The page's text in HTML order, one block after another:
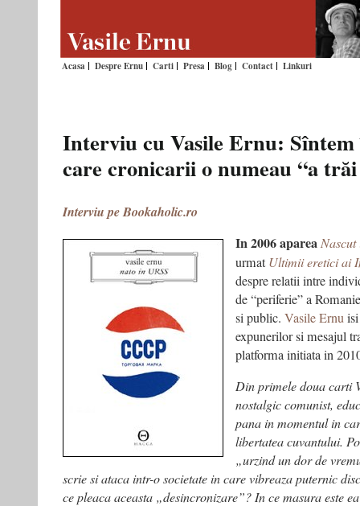
Acasa Despre Ernu Carti Presa Blog Contact Linkuri
Interviu cu Vasile Ernu: Sîntem
care cronicarii o numeau “a
Interviu pe Bookaholic.ro
In 2006 aparea Nascut
urmatUltimii eretici ai
despre relatii intre
de “periferie” a
si public. Vasile Ernu
expunerilor si mesajul
platforma initiata in
Din primele doua carti
nostalgic comunist,
pana in momentul in
libertatea cuvantului.
„urzind un dor de
scrie si ataca intr-o societate in carevibreaza puternic
ce pleaca aceasta „desincronizare”? In cemasura este